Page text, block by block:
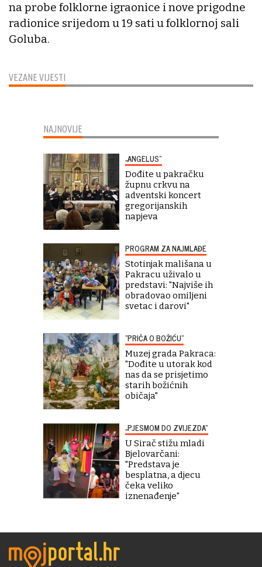
VEZANE VIJESTI
na probe folklorne igraonice i nove prigodne
radionice srijedom u 19 sati u folklornoj sali
Goluba.
NAJNOVIJE
„ANGELUS“
Dođite u pakračku
župnu crkvu na
adventski koncert
gregorijanskih
napjeva
PROGRAM ZA NAJMLAĐE
Stotinjak mališana u
Pakracu uživalo u
predstavi: "Najviše ih
obradovao omiljeni
svetac i darovi"
"PRIČA O BOŽIĆU"
Muzej grada Pakraca:
"Dođite u utorak kod
nas da se prisjetimo
starih božićnih
običaja"
„PJESMOM DO ZVIJEZDA“
U Sirač stižu mladi
Bjelovarčani:
"Predstava je
besplatna, a djecu
čeka veliko
iznenađenje"